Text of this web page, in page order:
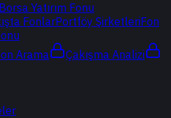
Borsa Yatırım Fonu
FonlarPortföy ŞirketleriFon
Arama
Çakışma Analizi